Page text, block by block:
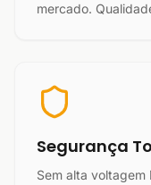
mercado.
Segurança
Sem alta voltagem